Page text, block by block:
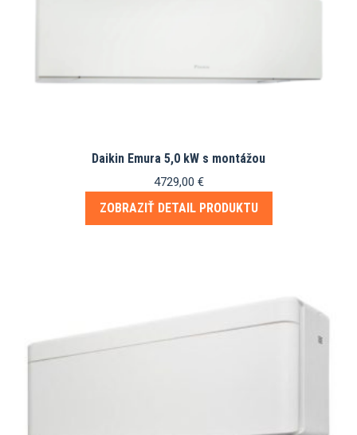
Daikin Emura 5,0 kW s montážou
4729,00 €
ZOBRAZIŤ DETAIL PRODUKTU